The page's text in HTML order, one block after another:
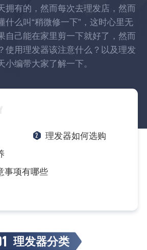
拥有的，然而每次去理发店，然而
什么叫“稍微修一下”，这时心里无
自己能在家里剪一下就好了，然而
使用理发器该注意什么？以及理发
小编带大家了解一下。
2 理发器如何选购
事项有哪些
理发器分类